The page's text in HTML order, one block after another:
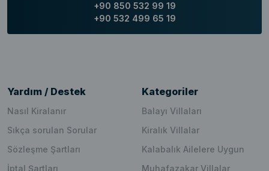
+90 850 532 99 19
+90 532 499 65 19
Yardım / Destek
Nasıl Kiralanır
Sıkça sorulan Sorular
Sözleşme Şartları
İptal Şartları
Kategoriler
Balayı Villaları
Kiralık Villalar
Kalabalık Ailelere Uygun
Muhafazakar Villalar